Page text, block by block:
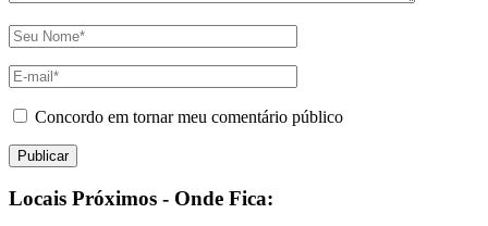
Concordo em tornar meu comentário público
Locais Próximos - Onde Fica: